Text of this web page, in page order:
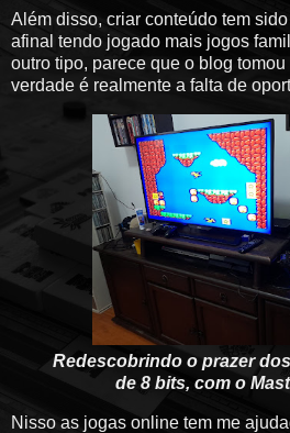
Além disso, criar conteúdo tem
afinal tendo jogado mais jogos
outro tipo, parece que o blog
verdade é realmente a falta de
Redescobrindo o prazer
de 8 bits, com o
Nisso as jogas online tem me